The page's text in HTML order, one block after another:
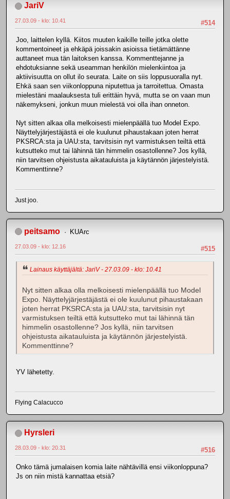
JariV
#514
27.03.09 - klo: 10.41
Joo, laittelen kyllä. Kiitos muuten kaikille teille jotka olette
kommentoineet ja ehkäpä joissakin asioissa tietämättänne
auttaneet mua tän laitoksen kanssa. Kommenttejanne ja
ehdotuksianne sekä useamman henkilön mielenkiintoa ja
aktiivisuutta on ollut ilo seurata. Laite on siis loppusuoralla nyt.
Ehkä saan sen viikonloppuna niputettua ja tarroitettua. Omasta
mielestäni maalauksesta tuli erittäin hyvä, mutta se on vaan mun
näkemykseni, jonkun muun mielestä voi olla ihan onneton.
Nyt sitten alkaa olla melkoisesti mielenpäällä tuo Model Expo.
Näyttelyjärjestäjästä ei ole kuulunut pihaustakaan joten herrat
PKSRCA:sta ja UAU:sta, tarvitsisin nyt varmistuksen teiltä että
kutsutteko mut tai lähinnä tän himmelin osastollenne? Jos kyllä,
niin tarvitsen ohjeistusta aikatauluista ja käytännön järjestelyistä.
Kommenttinne?
Just joo.
peitsamo KUArc
#515
27.03.09 - klo: 12.16
Lainaus käyttäjältä: JariV - 27.03.09 - klo: 10.41
Nyt sitten alkaa olla melkoisesti mielenpäällä tuo Model
Expo. Näyttelyjärjestäjästä ei ole kuulunut pihaustakaan
joten herrat PKSRCA:sta ja UAU:sta, tarvitsisin nyt
varmistuksen teiltä että kutsutteko mut tai lähinnä tän
himmelin osastollenne? Jos kyllä, niin tarvitsen
ohjeistusta aikatauluista ja käytännön järjestelyistä.
Kommenttinne?
YV lähetetty.
Flying Calacucco
Hyrsleri
#516
28.03.09 - klo: 20.31
Onko tämä jumalaisen komia laite nähtävillä ensi viikonloppuna?
Js on niin mistä kannattaa etsiä?